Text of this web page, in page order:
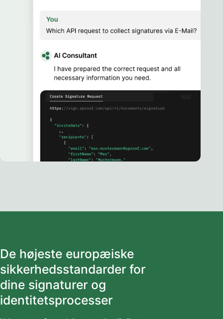
De højeste europæiske
sikkerhedsstandarder for
dine signaturer og
identitetsprocesser